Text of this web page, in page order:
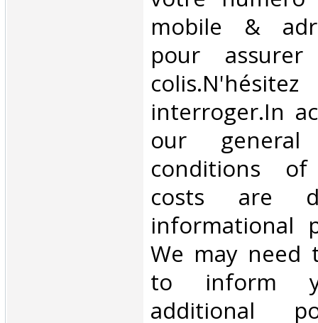
mobile &
pour
interroger.In
our
conditions of
costs are
informational
We may need
to inform
additional